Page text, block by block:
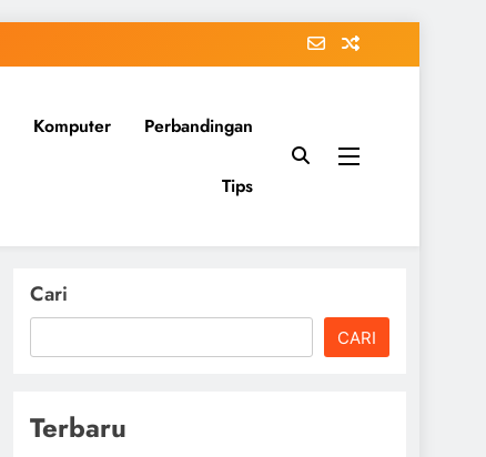
Komputer Perbandingan
Tips
Cari
CARI
Terbaru